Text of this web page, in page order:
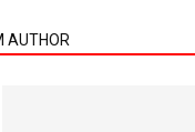
AUTHOR